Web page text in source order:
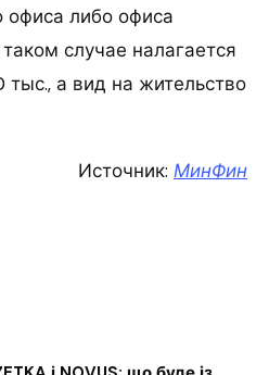
офиса либо офиса
случае налагается
а вид на жительство
Источник: МинФин